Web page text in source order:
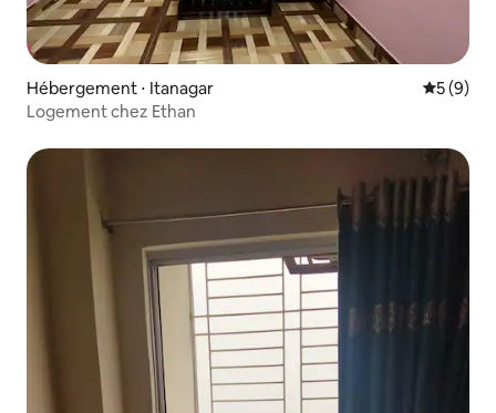
Hébergement ⋅ Itanagar
5 (9)
Logement chez Ethan